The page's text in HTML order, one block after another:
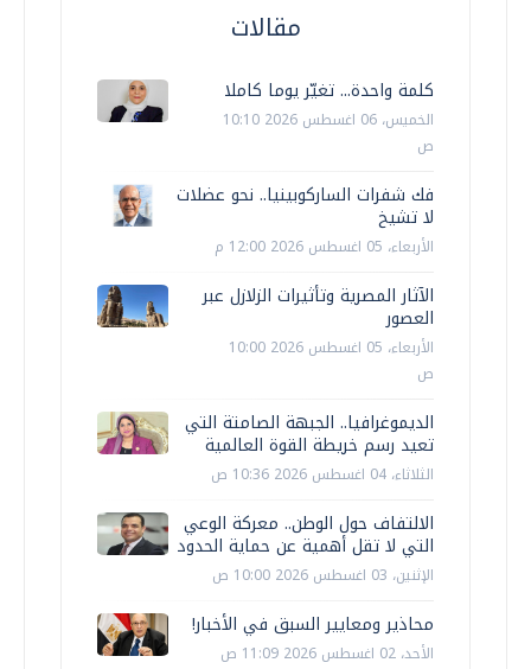
مقالات
كلمة واحدة... تغيّر يوما كاملا
الخميس، 06 اغسطس 2026 10:10
ص
فك شفرات الساركوبينيا.. نحو عضلات
لا تشيخ
الأربعاء، 05 اغسطس 2026 12:00 م
الآثار المصرية وتأثيرات الزلازل عبر
العصور
الأربعاء، 05 اغسطس 2026 10:00
ص
الديموغرافيا.. الجبهة الصامتة التي
تعيد رسم خريطة القوة العالمية
الثلاثاء، 04 اغسطس 2026 10:36 ص
الالتفاف حول الوطن.. معركة الوعي
التي لا تقل أهمية عن حماية الحدود
الإثنين، 03 اغسطس 2026 10:00 ص
محاذير ومعايير السبق في الأخبار!
الأحد، 02 اغسطس 2026 11:09 ص